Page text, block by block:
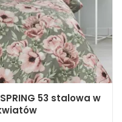
53 stalowa w